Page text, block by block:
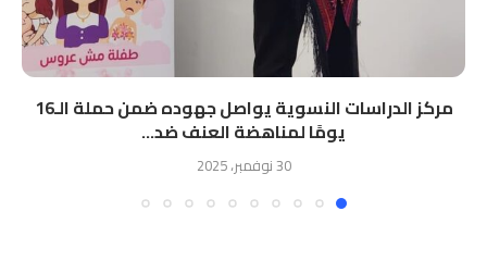
مركز الدراسات النسوية يواصل جهوده ضمن حملة الـ16
يومًا لمناهضة العنف ضد...
30 نوفمبر، 2025